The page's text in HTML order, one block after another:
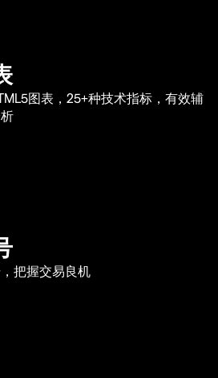
图表，25+种技术指标，有效辅
把握交易良机